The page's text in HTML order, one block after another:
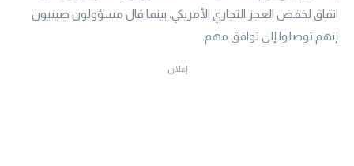
اتفاق لخفض العجز التجاري الأمريكي، بينما قال مسؤولون صينيون
إنهم توصلوا إلى توافق مهم.
إعلان